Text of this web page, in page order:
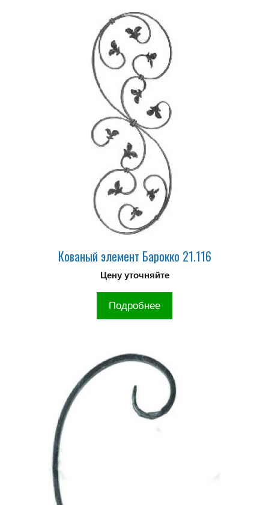
Кованый элемент Барокко 21.116
Цену уточняйте
Подробнее